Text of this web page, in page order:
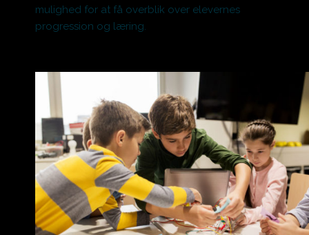
mulighed for at få overblik over elevernes
progression og læring.